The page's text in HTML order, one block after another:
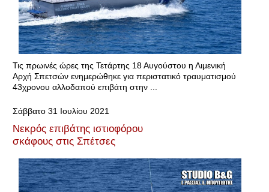
Τις πρωινές ώρες της Τετάρτης 18 Αυγούστου η Λιμενική
Αρχή Σπετσών ενημερώθηκε για περιστατικό τραυματισμού
43χρονου αλλοδαπού επιβάτη στην ...
Σάββατο 31 Ιουλίου 2021
Νεκρός επιβάτης ιστιοφόρου
σκάφους στις Σπέτσες